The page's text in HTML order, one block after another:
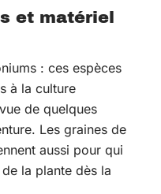
et matériel
: ces espèces
à la culture
de quelques
Les graines de
aussi pour qui
la plante dès la